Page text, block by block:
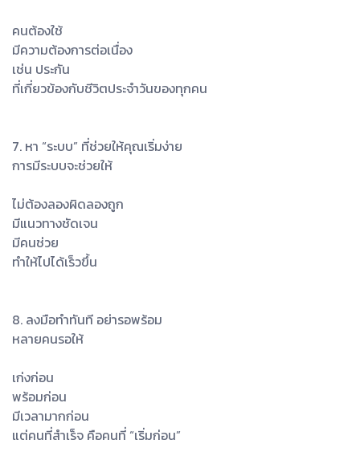
คนต้องใช้
มีความต้องการต่อเนื่อง
เช่น ประกัน
ที่เกี่ยวข้องกับชีวิตประจำวันของทุกคน
7. หา “ระบบ” ที่ช่วยให้คุณเริ่มง่าย
การมีระบบจะช่วยให้
ไม่ต้องลองผิดลองถูก
มีแนวทางชัดเจน
มีคนช่วย
ทำให้ไปได้เร็วขึ้น
8. ลงมือทำทันที อย่ารอพร้อม
หลายคนรอให้
เก่งก่อน
พร้อมก่อน
มีเวลามากก่อน
แต่คนที่สำเร็จ คือคนที่ “เริ่มก่อน”